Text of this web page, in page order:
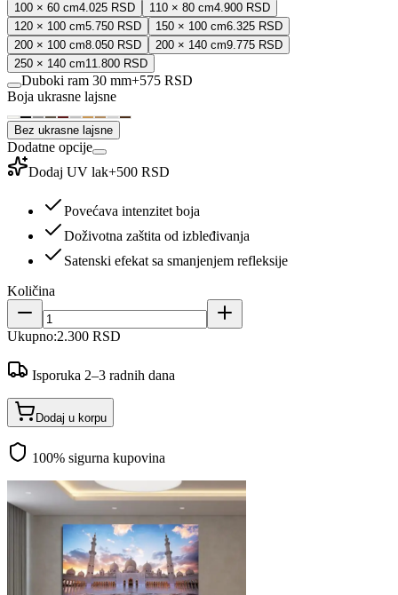
100 × 60 cm4.025 RSD 110 × 80 cm4.900 RSD
120 × 100 cm5.750 RSD 150 × 100 cm6.325 RSD
200 × 100 cm8.050 RSD 200 × 140 cm9.775 RSD
250 × 140 cm11.800 RSD
Duboki ram 30 mm+575 RSD
Boja ukrasne lajsne
Bez ukrasne lajsne
Dodatne opcije
Dodaj UV lak+500 RSD
Povećava intenzitet boja
Doživotna zaštita od izbleđivanja
Satenski efekat sa smanjenjem refleksije
Količina
Ukupno:2.300 RSD
Isporuka 2–3 radnih dana
Dodaj u korpu
100% sigurna kupovina